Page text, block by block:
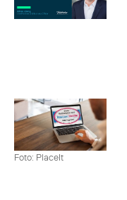
Foto: PlaceIt